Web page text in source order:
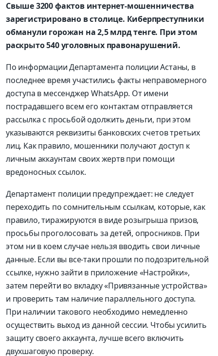
Свыше 3200 фактов интернет-мошенничества
зарегистрировано в столице. Киберпреступники
обманули горожан на 2,5 млрд тенге. При этом
раскрыто 540 уголовных правонарушений.
По информации Департамента полиции Астаны, в
последнее время участились факты неправомерного
доступа в мессенджер WhatsApp. От имени
пострадавшего всем его контактам отправляется
рассылка с просьбой одолжить деньги, при этом
указываются реквизиты банковских счетов третьих
лиц. Как правило, мошенники получают доступ к
личным аккаунтам своих жертв при помощи
вредоносных ссылок.
Департамент полиции предупреждает: не следует
переходить по сомнительным ссылкам, которые, как
правило, тиражируются в виде розыгрыша призов,
просьбы проголосовать за детей, опросников. При
этом ни в коем случае нельзя вводить свои личные
данные. Если вы все-таки прошли по подозрительной
ссылке, нужно зайти в приложение «Настройки»,
затем перейти во вкладку «Привязанные устройства»
и проверить там наличие параллельного доступа.
При наличии такового необходимо немедленно
осуществить выход из данной сессии. Чтобы усилить
защиту своего аккаунта, лучше всего включить
двухшаговую проверку.